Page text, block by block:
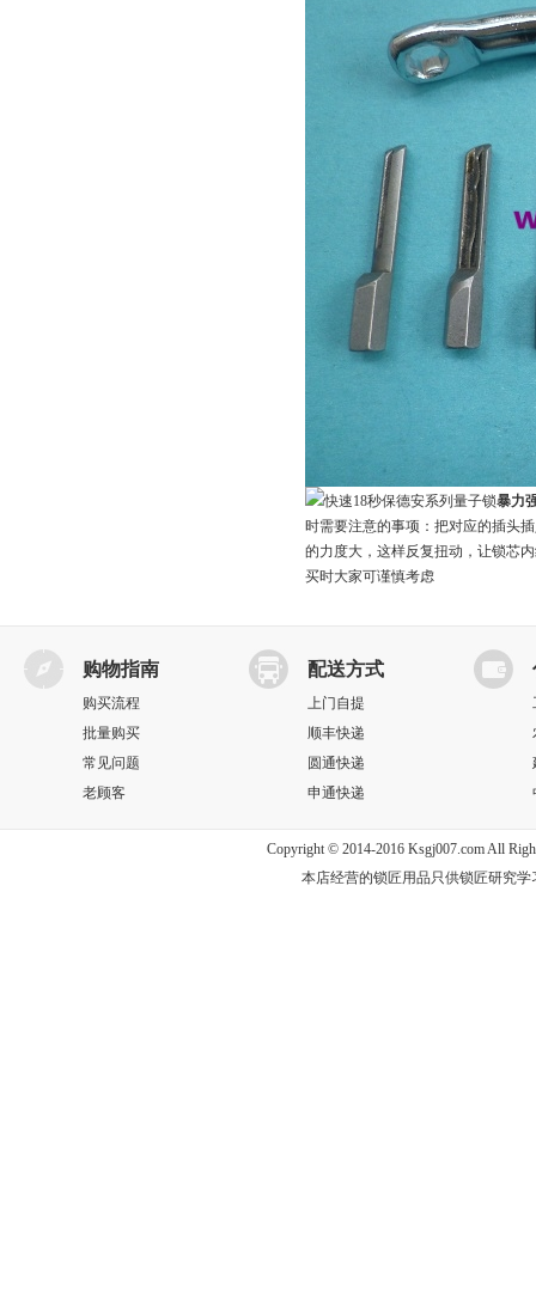
快速18秒保德安系列量子锁暴力
时需要注意的事项：把对应的插头
的力度大，这样反复扭动，让锁芯
买时大家可谨慎考虑
购物指南
购买流程
批量购买
常见问题
老顾客
配送方式
上门自提
顺丰快递
圆通快递
申通快递
Copyright © 2014-2016 Ksgj007.com All
本店经营的锁匠用品只供锁匠研究